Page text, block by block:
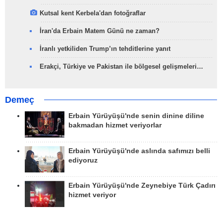
Kutsal kent Kerbela'dan fotoğraflar
İran'da Erbain Matem Günü ne zaman?
İranlı yetkiliden Trump’ın tehditlerine yanıt
Erakçi, Türkiye ve Pakistan ile bölgesel gelişmeleri…
Demeç
Erbain Yürüyüşü'nde senin dinine diline
bakmadan hizmet veriyorlar
Erbain Yürüyüşü'nde aslında safımızı belli
ediyoruz
Erbain Yürüyüşü'nde Zeynebiye Türk Çadırı
hizmet veriyor